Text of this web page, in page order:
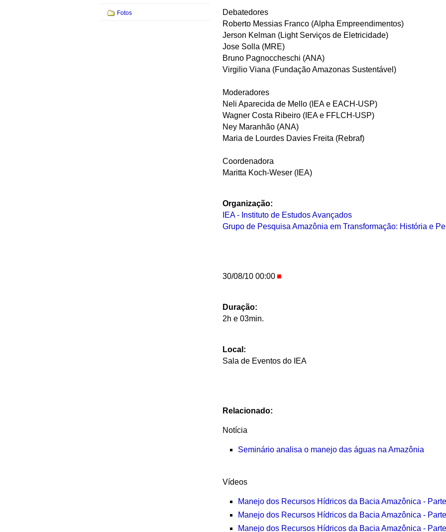
Debatedores
Roberto Messias Franco (Alpha Empreendimentos)
Jerson Kelman (Light Serviços de Eletricidade)
Jose Solla (MRE)
Bruno Pagnoccheschi (ANA)
Virgilio Viana (Fundação Amazonas Sustentável)
Moderadores
Neli Aparecida de Mello (IEA e EACH-USP)
Wagner Costa Ribeiro (IEA e FFLCH-USP)
Ney Maranhão (ANA)
Maria de Lourdes Davies Freita (Rebraf)
Coordenadora
Maritta Koch-Weser (IEA)
Organização:
IEA - Instituto de Estudos Avançados
Grupo de Pesquisa Amazônia em Transformação: História e
30/08/10 00:00
Duração:
2h e 03min.
Local:
Sala de Eventos do IEA
Relacionado:
Notícia
Seminário analisa o manejo das águas na Amazônia
Vídeos
Manejo dos Recursos Hídricos da Bacia Amazônica -
Manejo dos Recursos Hídricos da Bacia Amazônica -
Manejo dos Recursos Hídricos da Bacia Amazônica -
Fotos